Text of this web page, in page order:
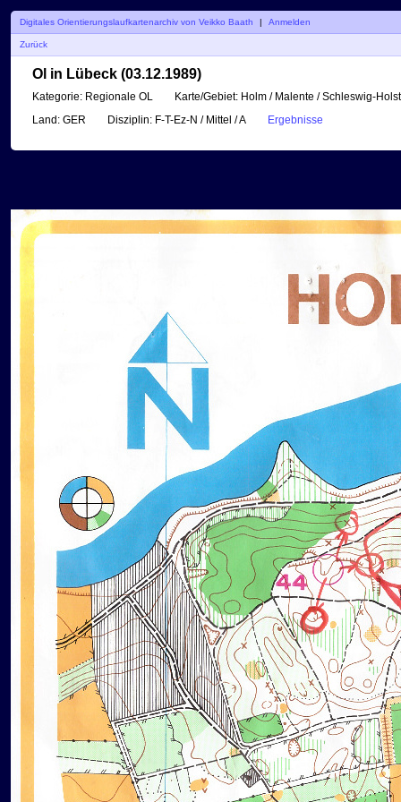
Digitales Orientierungslaufkartenarchiv von Veikko Baath | Anmelden
Zurück
Ol in Lübeck (03.12.1989)
Kategorie: Regionale OL Karte/Gebiet: Holm / Malente / Schleswig-
Land: GER Disziplin: F-T-Ez-N / Mittel / A Ergebnisse